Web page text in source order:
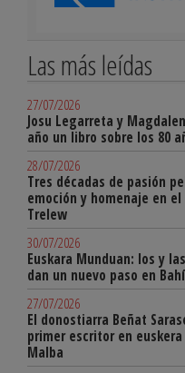
Las más leídas
27/07/2026
Josu Legarreta y
año un libro sobre los 80
28/07/2026
Tres décadas de pasión
emoción y homenaje en el
Trelew
30/07/2026
Euskara Munduan: los y
dan un nuevo paso en
27/07/2026
El donostiarra Beñat
primer escritor en
Malba